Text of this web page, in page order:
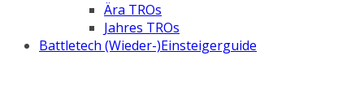
Ära TROs
Jahres TROs
Battletech (Wieder-)Einsteigerguide